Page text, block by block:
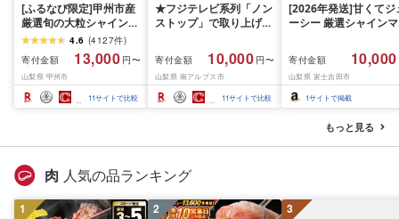
[ふるなび限定]甲州市産
厳選旬の大粒シャインマ
スカット 約1.3kg 2〜3
房[2026年発送]
(MG)B12-472 FN-
Limited-VO シャインマ
スカット フルーツ
4.6 (4127件)
寄付金額
13,000 円〜
山梨県 甲州市
11サイトで比較
★フジテレビ系列「ノン
ストップ」で取り上げら
先行予約]南アルプス市
産シャインマスカット
1.2kg以上(2〜3房)ふる
さと納税 おすすめ 山梨
県 南アルプス市 送料無
寄付金額 10,000 円〜
山梨県 南アルプス市
11サイトで比較
[2026年発送]甘くてジ
ーシー 厳選シャインマ
月前半(1〜15日)から
月下旬までの発送) フ
ーツ ぶどう 果物 山梨
産 2026 旬 大粒 高級
寄付金額 10,000
山梨県 富士吉田市
1サイトで掲載
もっと見る
肉 人気の品ランキング
1 2 3